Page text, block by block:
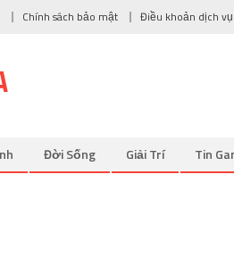
Chính sách bảo mật Điều khoản dịch vụ
Đời Sống Giải Trí Tin